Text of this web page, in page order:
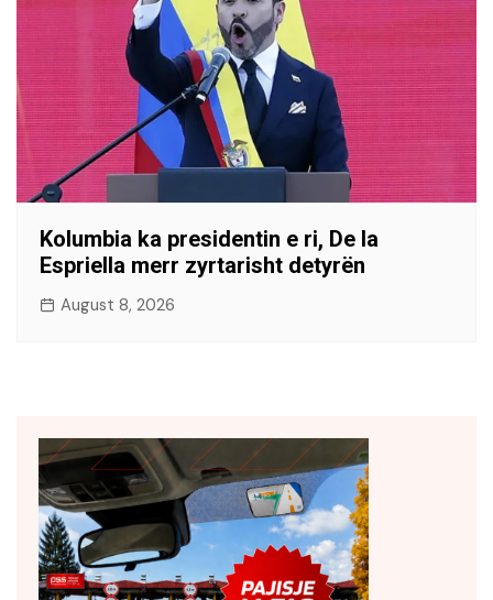
Kolumbia ka presidentin e ri, De la
Espriella merr zyrtarisht detyrën
August 8, 2026